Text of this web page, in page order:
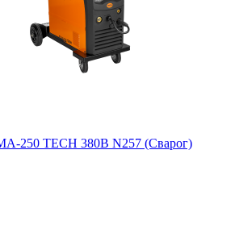
250 TECH 380В N257 (Сварог)